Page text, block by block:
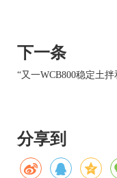
下一条
“又一WCB800稳定土
分享到